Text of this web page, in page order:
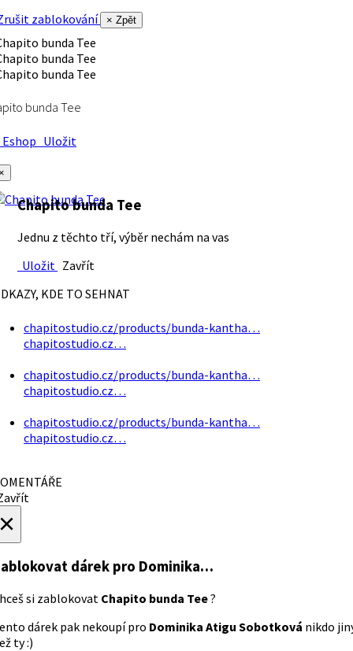
zablokování
× Zpět
bunda Tee
Uložit
Chapito bunda Tee
Jednu z těchto tří, výběr nechám na vas
Uložit Zavřít
KDE TO SEHNAT
chapitostudio.cz/products/bunda-kantha…
chapitostudio.cz…
chapitostudio.cz/products/bunda-kantha…
chapitostudio.cz…
chapitostudio.cz/products/bunda-kantha…
chapitostudio.cz…
dárek pro Dominika…
si zablokovat Chapito bunda Tee?
dárek pak nekoupí pro Dominika Atigu Sobotková nikdo
ty :)